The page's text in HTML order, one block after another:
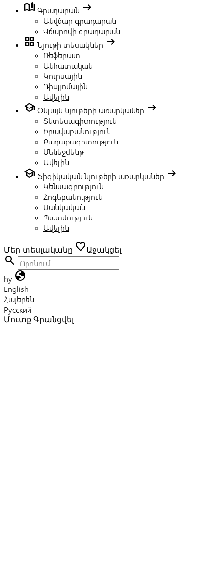
book_ribbon Գրադարան arrow_right_alt
Անվճար գրադարան
Վճարովի գրադարան
grid_view Նյութի տեսակներ arrow_right_alt
Ռեֆերատ
Անհատական
Կուրսային
Դիպլոմային
Ավելին
school Օնլայն նյութերի առարկաներ arrow_right_alt
Տնտեսագիտություն
Իրավաբանություն
Քաղաքագիտություն
Մենեջմենթ
Ավելին
school Ֆիզիկական նյութերի առարկաներ arrow_right_alt
Կենսագրություն
Հոգեբանություն
Մանկական
Պատմություն
Ավելին
Մեր տեսլականը favoriteԱջակցել
search
hy globe
English
Հայերեն
Русский
Մուտք Գրանցվել